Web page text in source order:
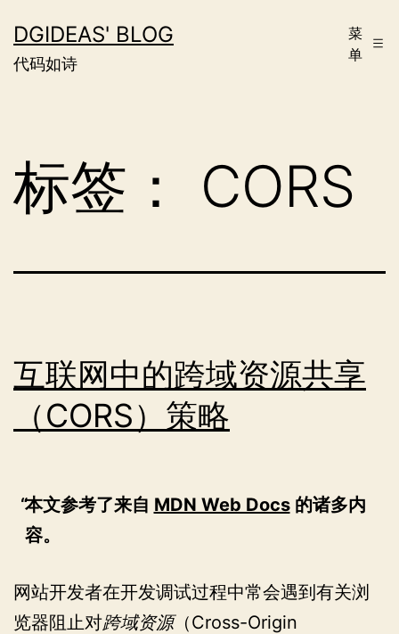
至
内
DGIDEAS' BLOG
代码如诗
菜
单
标签： CORS
互联网中的跨域资源共享
（CORS）策略
本文参考了来自 MDN Web Docs的诸多内
容。
网站开发者在开发调试过程中常会遇到有关浏
览器阻止对跨域资源（Cross-Origin